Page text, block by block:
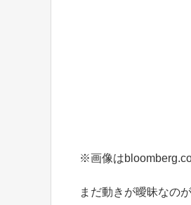
※画像は
まだ動きが曖昧なの